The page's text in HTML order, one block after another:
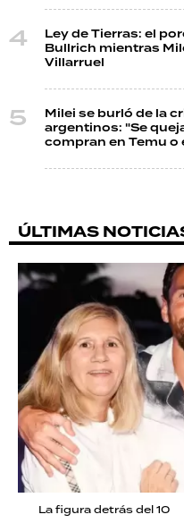
Ley de Tierras: el
Bullrich mientras
Villarruel
Milei se burló de la
argentinos: "Se
compran en Temu o
ÚLTIMAS
La figura detrás del 10